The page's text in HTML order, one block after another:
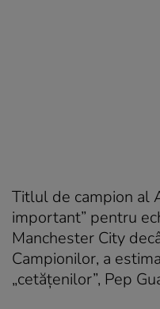
Titlul de campion al
important” pentru
Manchester City
Campionilor, a
„cetăţenilor”, Pep